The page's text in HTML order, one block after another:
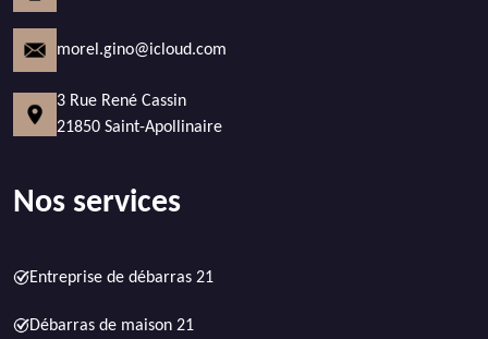
morel.gino@icloud.com
3 Rue René Cassin
21850 Saint-Apollinaire
Nos services
Entreprise de débarras 21
Débarras de maison 21